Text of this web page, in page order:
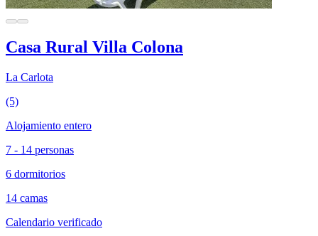
Casa Rural Villa Colona
La Carlota
(5)
Alojamiento entero
7 - 14 personas
6 dormitorios
14 camas
Calendario verificado